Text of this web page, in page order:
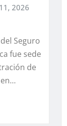
2026
Seguro
fue sede
de